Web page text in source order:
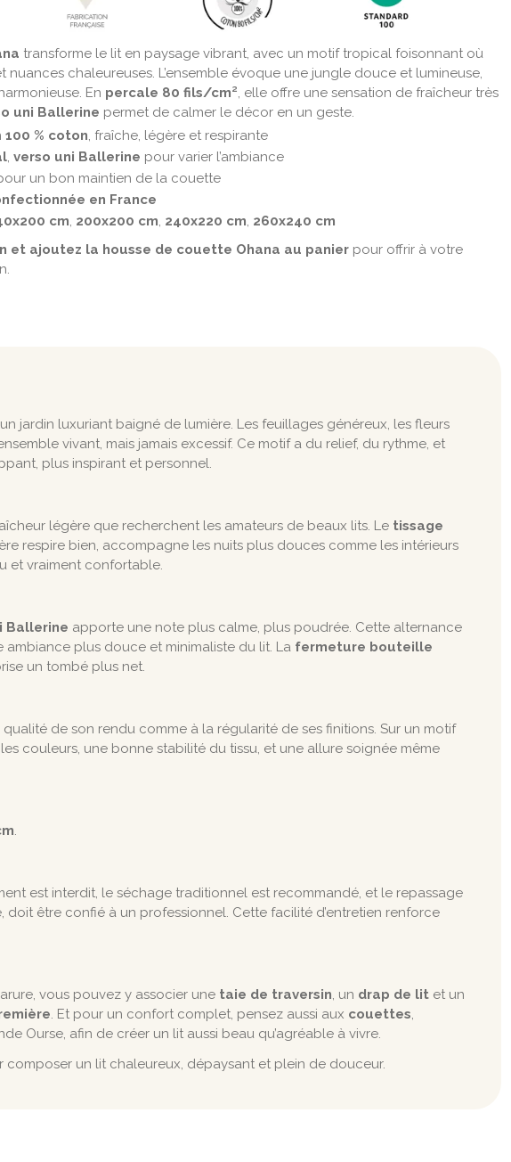
transforme le lit en paysage vibrant, avec un motif tropical foisonnant où
nuances chaleureuses. L’ensemble évoque une jungle douce et lumineuse,
En percale 80 fils/cm², elle offre une sensation de fraîcheur très
uni Ballerine permet de calmer le décor en un geste.
100 % coton, fraîche, légère et respirante
,verso uni Ballerine pour varier l’ambiance
un bon maintien de la couette
en France
cm, 200x200 cm, 240x220 cm, 260x240 cm
et ajoutez la housse de couette Ohana au panier pour offrir à votre
luxuriant baigné de lumière. Les feuillages généreux, les fleurs
vivant, mais jamais excessif. Ce motif a du relief, du rythme, et
plus inspirant et personnel.
légère que recherchent les amateurs de beaux lits. Le tissage
respire bien, accompagne les nuits plus douces comme les intérieurs
et vraiment confortable.
Ballerine apporte une note plus calme, plus poudrée. Cette alternance
plus douce et minimaliste du lit. La fermeture bouteille
un tombé plus net.
de son rendu comme à la régularité de ses finitions. Sur un motif
couleurs, une bonne stabilité du tissu, et une allure soignée même
.
est interdit, le séchage traditionnel est recommandé, et le repassage
être confié à un professionnel. Cette facilité d’entretien renforce
vous pouvez y associer une taie de traversin, un drap de lit et un
. Et pour un confort complet, pensez aussi aux couettes,
Ourse, afin de créer un lit aussi beau qu’agréable à vivre.
composer un lit chaleureux, dépaysant et plein de douceur.